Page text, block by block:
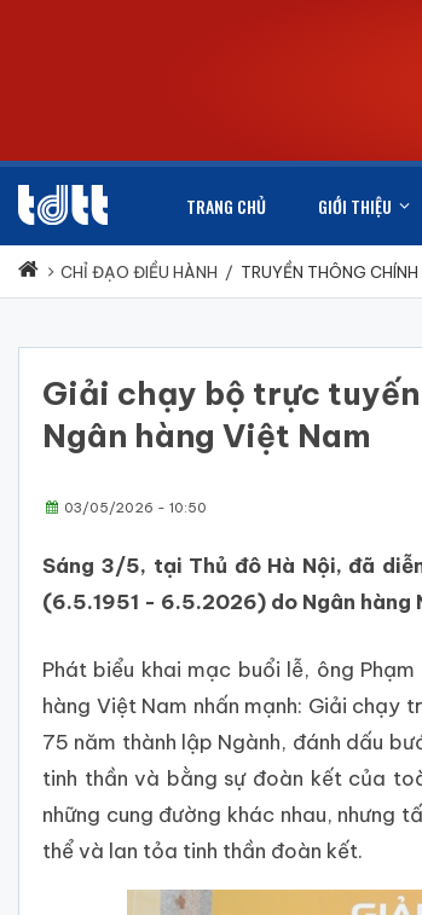
TRANG CHỦ GIỚI THIỆU
CHỈ ĐẠO ĐIỀU HÀNH / TRUYỀN THÔNG CHÍNH
Giải chạy bộ trực
Ngân hàng Việt Nam
03/05/2026 - 10:50
Sáng 3/5, tại Thủ đô Hà Nội, đã
(6.5.1951 - 6.5.2026) do Ngân hàng
Phát biểu khai mạc buổi lễ, ông
hàng Việt Nam nhấn mạnh: Giải
75 năm thành lập Ngành, đánh dấu
tinh thần và bằng sự đoàn kết của
những cung đường khác nhau, nhưng
thể và lan tỏa tinh thần đoàn kết.